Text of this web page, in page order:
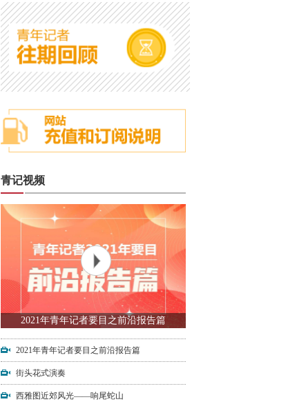
青记视频
2021年青年记者要目之前沿报告篇
2021年青年记者要目之前沿报告篇
街头花式演奏
西雅图近郊风光——响尾蛇山